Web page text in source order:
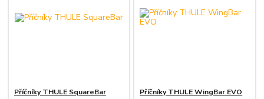
Příčníky THULE SquareBar Příčníky THULE WingBar EVO